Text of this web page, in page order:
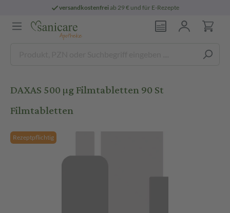
versandkostenfreiab 29 € und für E-Rezepte
DAXAS 500 µg Filmtabletten 90 St
Filmtabletten
Rezeptpflichtig